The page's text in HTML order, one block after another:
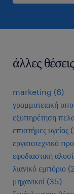
άλλες
marketing (6)
γραμματειακή
εξυπηρέτηση
επιστήμες υγείας (
εργατοτεχνικό
εφοδιαστική
λιανικό εμπόριο (
μηχανικοί (35)